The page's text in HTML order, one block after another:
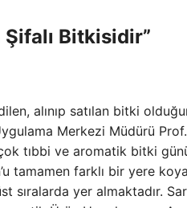
Şifalı Bitkisidir”
alınıp satılan bitki
Merkezi Müdürü Prof.
tıbbi ve aromatik bitki
tamamen farklı bir yere
sıralarda yer almaktadır.